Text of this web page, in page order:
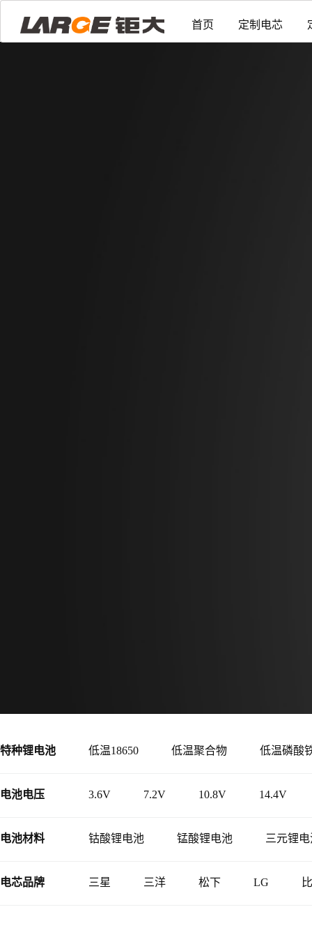
首页 定制电芯
特种锂电池 低温18650 低温聚合物 低温磷酸
电池电压 3.6V 7.2V 10.8V 14.4V
电池材料 钴酸锂电池 锰酸锂电池 三元锂
电芯品牌 三星 三洋 松下 LG